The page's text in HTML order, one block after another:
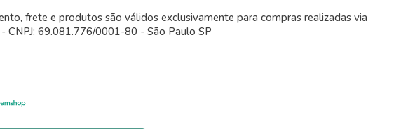
frete e produtos são válidos exclusivamente para compras realizadas via
69.081.776/0001-80 - São Paulo SP